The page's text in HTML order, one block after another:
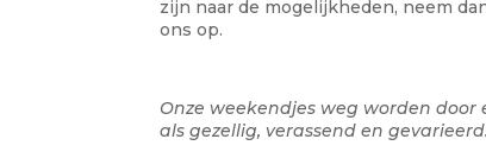
zijn naar de mogelijkheden, neem
ons op.
Onze weekendjes weg worden
als gezellig, verassend en gevarieerd.